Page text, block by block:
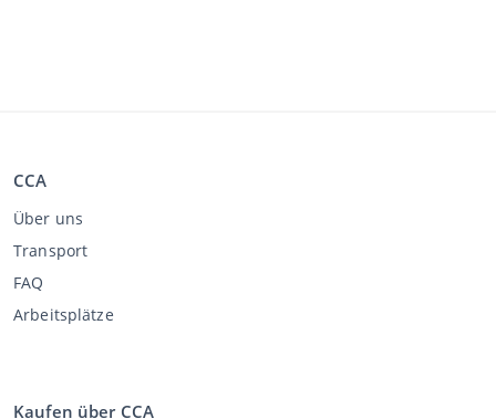
CCA
Über uns
Transport
FAQ
Arbeitsplätze
Kaufen über CCA